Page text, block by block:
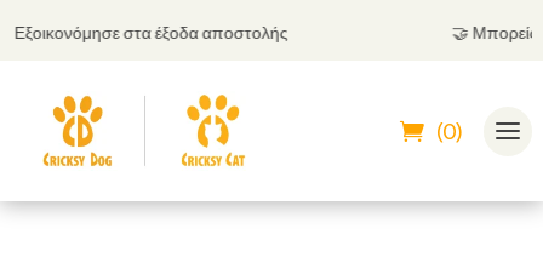
στα έξοδα αποστολής Μπορείς να
(0)